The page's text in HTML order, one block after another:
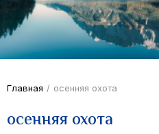
Главная / осенняя охота
осенняя охота